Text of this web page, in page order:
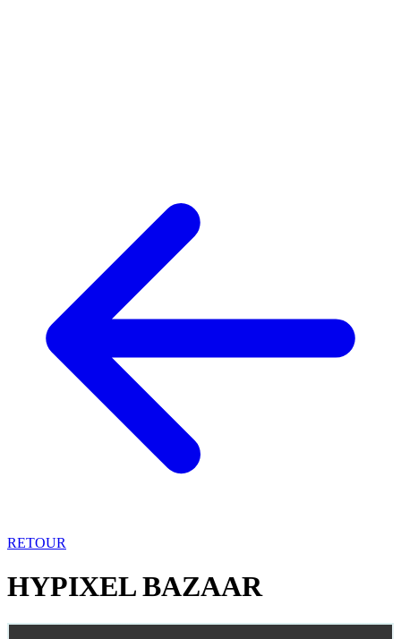
RETOUR
HYPIXEL BAZAAR